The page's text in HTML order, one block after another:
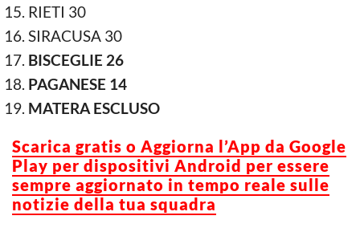
RIETI 30
SIRACUSA 30
BISCEGLIE 26
PAGANESE 14
MATERA ESCLUSO
Scarica gratis o Aggiorna l’App da Google
Play per dispositivi Android per essere
sempre aggiornato in tempo reale sulle
notizie della tua squadra